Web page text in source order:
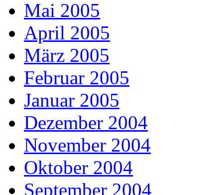
Mai 2005
April 2005
März 2005
Februar 2005
Januar 2005
Dezember 2004
November 2004
Oktober 2004
September 2004